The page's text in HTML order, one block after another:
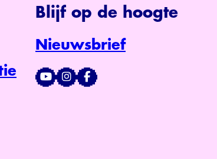
Blijf op de hoogte
Nieuwsbrief